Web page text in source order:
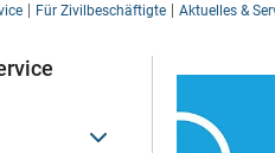
Für Zivilbeschäftigte Aktuelles &
Menü öffnen